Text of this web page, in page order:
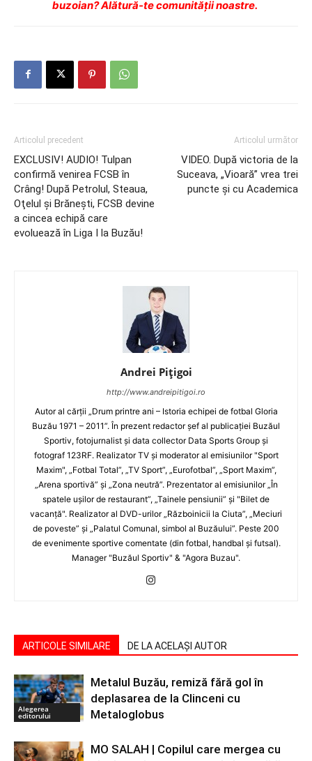
buzoian? Alătură-te comunității noastre.
Articolul precedent
EXCLUSIV! AUDIO! Tulpan
confirmă venirea FCSB în
Crâng! După Petrolul, Steaua,
Oţelul şi Brăneşti, FCSB devine
a cincea echipă care
evoluează în Liga I la Buzău!
Articolul următor
VIDEO. După victoria de la
Suceava, „Vioară” vrea trei
puncte şi cu Academica
Andrei Pițigoi
http://www.andreipitigoi.ro
Autor al cărţii „Drum printre ani – Istoria echipei de fotbal Gloria
Buzău 1971 – 2011”. În prezent redactor şef al publicaţiei Buzăul
Sportiv, fotojurnalist şi data collector Data Sports Group şi
fotograf 123RF. Realizator TV şi moderator al emisiunilor "Sport
Maxim", „Fotbal Total”, „TV Sport”, „Eurofotbal”, „Sport Maxim”,
„Arena sportivă” şi „Zona neutră”. Prezentator al emisiunilor „În
spatele uşilor de restaurant”, „Tainele pensiunii” şi "Bilet de
vacanţă". Realizator al DVD-urilor „Războinicii la Ciuta”, „Meciuri
de poveste” şi „Palatul Comunal, simbol al Buzăului”. Peste 200
de evenimente sportive comentate (din fotbal, handbal şi futsal).
Manager "Buzăul Sportiv" & "Agora Buzau".
ARTICOLE SIMILARE DE LA ACELAȘI AUTOR
Alegerea
editorului
Metalul Buzău, remiză fără gol în
deplasarea de la Clinceni cu
Metaloglobus
MO SALAH | Copilul care mergea cu